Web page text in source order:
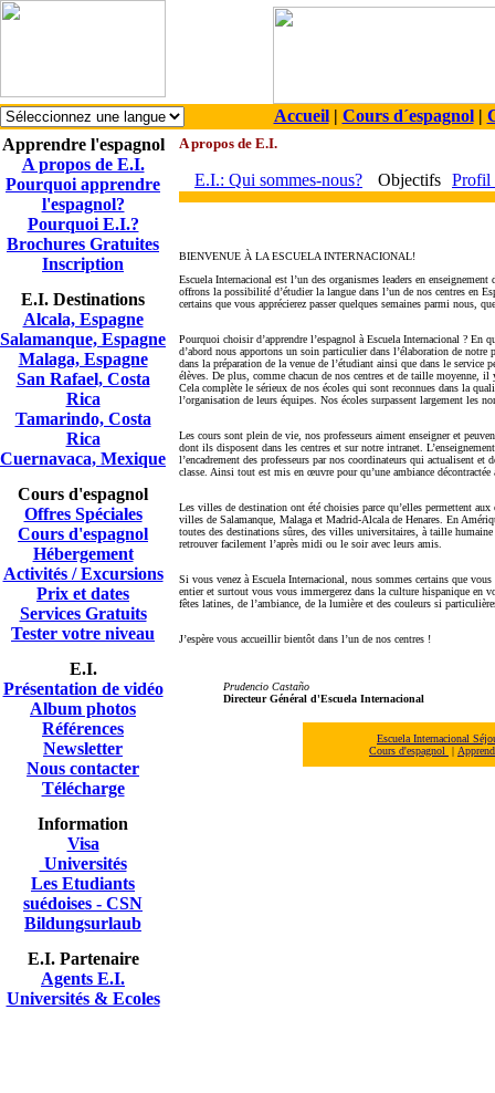
Accueil| Cours d´espagnol|
Apprendre l'espagnol
A propos de E.I.
Pourquoi apprendre
l'espagnol?
Pourquoi E.I.?
Brochures Gratuites
Inscription
E.I. Destinations
Alcala, Espagne
Salamanque, Espagne
Malaga, Espagne
San Rafael, Costa
Rica
Tamarindo, Costa
Rica
Cuernavaca, Mexique
Cours d'espagnol
Offres Spéciales
Cours d'espagnol
Hébergement
Activités / Excursions
Prix et dates
Services Gratuits
Tester votre niveau
E.I.
Présentation de vidéo
Album photos
Références
Newsletter
Nous contacter
Télécharge
Information
Visa
Universités
Les Etudiants
suédoises - CSN
Bildungsurlaub
E.I. Partenaire
Agents E.I.
Universités & Ecoles
A propos de E.I.
E.I.: Qui sommes-nous? Objectifs Profil
BIENVENUE À LA ESCUELA INTERNACIONAL!
Escuela Internacional est l’un des organismes leaders en
offrons la possibilité d’étudier la langue dans l’un de nos centres en
certains que vous apprécierez passer quelques semaines parmi nous,
Pourquoi choisir d’apprendre l’espagnol à Escuela Internacional ? En
d’abord nous apportons un soin particulier dans l’élaboration de notre
dans la préparation de la venue de l’étudiant ainsi que dans le service
élèves. De plus, comme chacun de nos centres et de taille moyenne,
Cela complète le sérieux de nos écoles qui sont reconnues dans la
l’organisation de leurs équipes. Nos écoles surpassent largement les
Les cours sont plein de vie, nos professeurs aiment enseigner et
dont ils disposent dans les centres et sur notre intranet.
l’encadrement des professeurs par nos coordinateurs qui actualisent
classe. Ainsi tout est mis en œuvre pour qu’une ambiance
Les villes de destination ont été choisies parce qu’elles permettent
villes de Salamanque, Malaga et Madrid-Alcala de Henares. En
toutes des destinations sûres, des villes universitaires, à taille
retrouver facilement l’après midi ou le soir avec leurs amis.
Si vous venez à Escuela Internacional, nous sommes certains que
entier et surtout vous vous immergerez dans la culture hispanique en
fêtes latines, de l’ambiance, de la lumière et des couleurs si
J’espère vous accueillir bientôt dans l’un de nos centres !
Prudencio Castaño
Directeur Général d'Escuela Internacional
Escuela Internacional
Cours d'espagnol
|